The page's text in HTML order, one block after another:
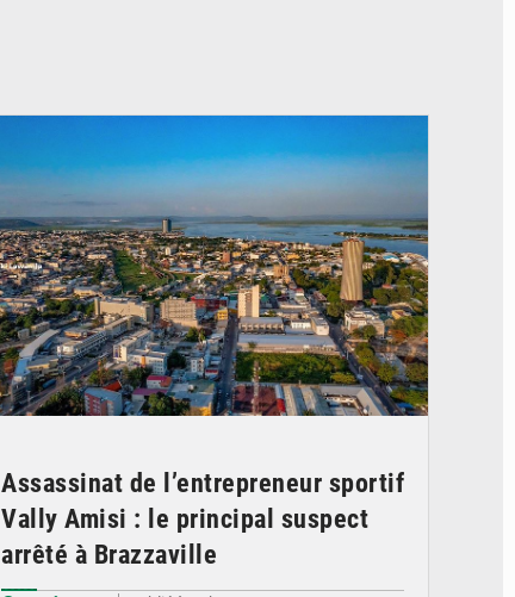
Assassinat de l’entrepreneur sportif
Vally Amisi : le principal suspect
arrêté à Brazzaville